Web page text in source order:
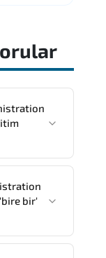
bire bir ve
bir'